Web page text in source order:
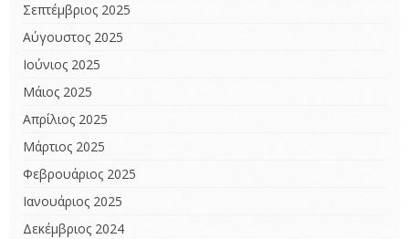
Σεπτέμβριος 2025
Αύγουστος 2025
Ιούνιος 2025
Μάιος 2025
Απρίλιος 2025
Μάρτιος 2025
Φεβρουάριος 2025
Ιανουάριος 2025
Δεκέμβριος 2024